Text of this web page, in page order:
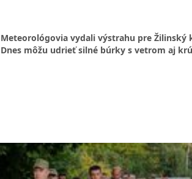
Meteorológovia vydali výstrahu pre Žilinský
Dnes môžu udrieť silné búrky s vetrom aj